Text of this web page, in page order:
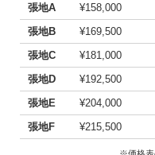
張地A
¥158,000
張地B
¥169,500
張地C
¥181,000
張地D
¥192,500
張地E
¥204,000
張地F
¥215,500